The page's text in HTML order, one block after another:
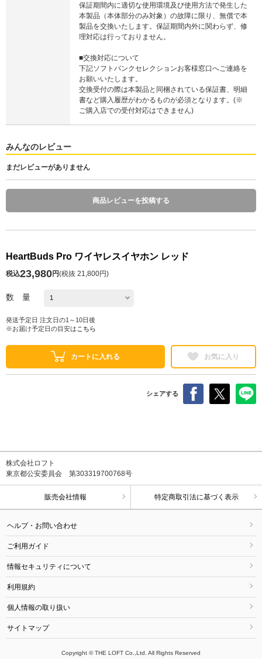
保証期間内に適切な使用環境及び使用方法で発生した
本製品（本体部分のみ対象）の故障に限り、無償で本
製品を交換いたします。保証期間内外に関わらず、修
理対応は行っておりません。
■交換対応について
下記ソフトバンクセレクションお客様窓口へご連絡を
お願いいたします。
交換受付の際は本製品と同梱されている保証書、明細
書など購入履歴がわかるものが必須となります。(※
ご購入店での受付対応はできません)
みんなのレビュー
まだレビューがありません
商品レビューを投稿する
HeartBuds Pro ワイヤレスイヤホン レッド
税込23,980円(税抜 21,800円)
数 量
発送予定日 注文日の1～10日後
※お届け予定日の目安は こちら
カートに入れる お気に入り
シェアする
株式会社ロフト
東京都公安委員会 第303319700768号
販売会社情報 特定商取引法に基づく表示
ヘルプ・お問い合わせ
ご利用ガイド
情報セキュリティについて
利用規約
個人情報の取り扱い
サイトマップ
Copyright © THE LOFT Co.,Ltd. All Rights Reserved